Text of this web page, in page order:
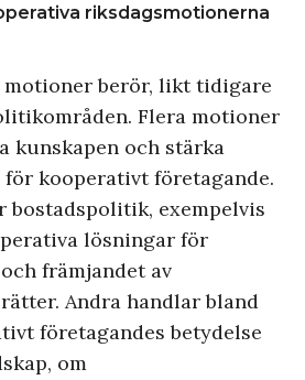
riksdagsmotionerna
berör, likt tidigare
Flera motioner
kunskapen och stärka
kooperativt företagande.
bostadspolitik, exempelvis
lösningar för
främjandet av
Andra handlar bland
företagandes betydelse
om